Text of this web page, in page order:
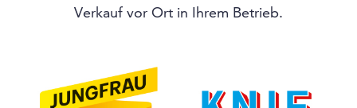
Verkauf vor Ort in Ihrem Betrieb.